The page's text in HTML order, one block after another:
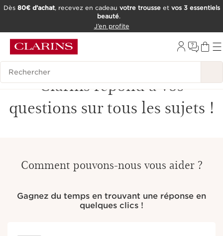
OUTIL D'ACCESSIBILITÉ
Dès 80€ d’achat, recevez en cadeau votre trousseet vos 3 essentiels
beauté.
J’en profite
Historique des recherches
Clarins répond à vos
questions sur tous les sujets !
Comment pouvons-nous vous aider ?
Gagnez du temps en trouvant une réponse en
quelques clics !